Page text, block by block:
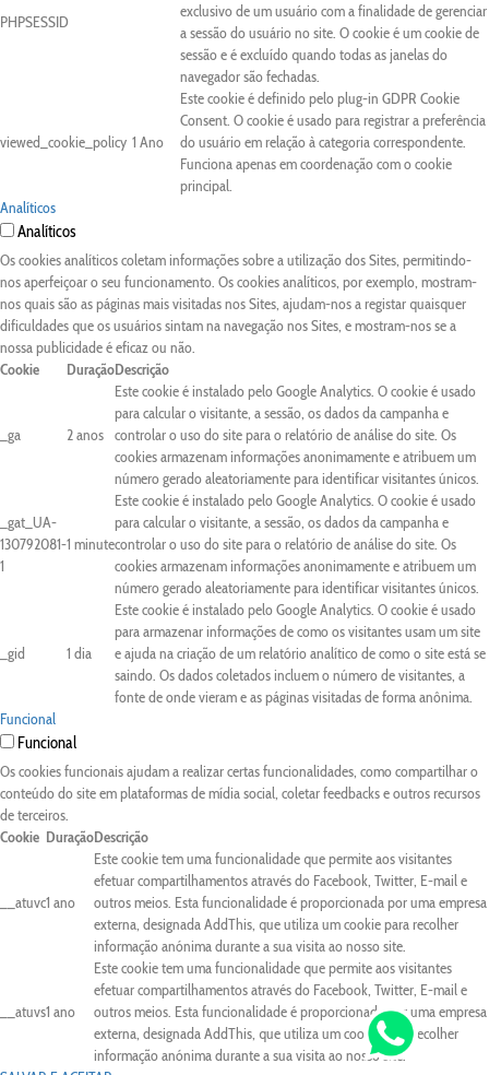
PHPSESSID
exclusivo de um usuário com a finalidade de gerenciar
a sessão do usuário no site. O cookie é um cookie de
sessão e é excluído quando todas as janelas do
navegador são fechadas.
viewed_cookie_policy 1 Ano
Este cookie é definido pelo plug-in GDPR Cookie
Consent. O cookie é usado para registrar a preferência
do usuário em relação à categoria correspondente.
Funciona apenas em coordenação com o cookie
principal.
Analíticos
Analíticos
Os cookies analíticos coletam informações sobre a utilização dos Sites, permitindo-
nos aperfeiçoar o seu funcionamento. Os cookies analíticos, por exemplo, mostram-
nos quais são as páginas mais visitadas nos Sites, ajudam-nos a registar quaisquer
dificuldades que os usuários sintam na navegação nos Sites, e mostram-nos se a
nossa publicidade é eficaz ou não.
Cookie
DuraçãoDescrição
_ga 2 anos
Este cookie é instalado pelo Google Analytics. O cookie é usado
para calcular o visitante, a sessão, os dados da campanha e
controlar o uso do site para o relatório de análise do site. Os
cookies armazenam informações anonimamente e atribuem um
número gerado aleatoriamente para identificar visitantes únicos.
_gat_UA-
130792081-
1
1 minute
Este cookie é instalado pelo Google Analytics. O cookie é usado
para calcular o visitante, a sessão, os dados da campanha e
controlar o uso do site para o relatório de análise do site. Os
cookies armazenam informações anonimamente e atribuem um
número gerado aleatoriamente para identificar visitantes únicos.
_gid 1 dia
Este cookie é instalado pelo Google Analytics. O cookie é usado
para armazenar informações de como os visitantes usam um site
e ajuda na criação de um relatório analítico de como o site está se
saindo. Os dados coletados incluem o número de visitantes, a
fonte de onde vieram e as páginas visitadas de forma anônima.
Funcional
Funcional
Os cookies funcionais ajudam a realizar certas funcionalidades, como compartilhar o
conteúdo do site em plataformas de mídia social, coletar feedbacks e outros recursos
de terceiros.
Cookie DuraçãoDescrição
__atuvc1 ano
Este cookie tem uma funcionalidade que permite aos visitantes
efetuar compartilhamentos através do Facebook, Twitter, E-mail e
outros meios. Esta funcionalidade é proporcionada por uma empresa
externa, designada AddThis, que utiliza um cookie para recolher
informação anónima durante a sua visita ao nosso site.
__atuvs1 ano
Este cookie tem uma funcionalidade que permite aos visitantes
efetuar compartilhamentos através do Facebook, Twitter, E-mail e
outros meios. Esta funcionalidade é proporcionada por uma empresa
externa, designada AddThis, que utiliza um cookie para recolher
informação anónima durante a sua visita ao nosso site.